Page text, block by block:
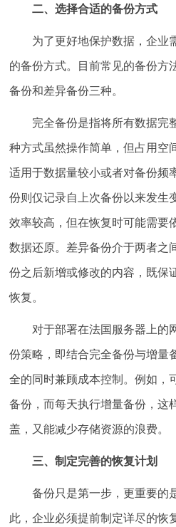
二、选择合适的备份方式
为了更好地保护数据，企业
的备份方式。目前常见的备份方
备份和差异备份三种。
完全备份是指将所有数据完
种方式虽然操作简单，但占用空
适用于数据量较小或者对备份频
份则仅记录自上次备份以来发生
效率较高，但在恢复时可能需要
数据还原。差异备份介于两者之
份之后新增或修改的内容，既保
恢复。
对于部署在法国服务器上的
份策略，即结合完全备份与增量
全的同时兼顾成本控制。例如，
备份，而每天执行增量备份，这
盖，又能减少存储资源的浪费。
三、制定完善的恢复计划
备份只是第一步，更重要的
此，企业必须提前制定详尽的恢